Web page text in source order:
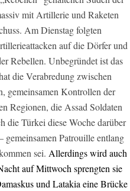
mit Artillerie und Raketen
Am Dienstag folgten
auf die Dörfer und
Rebellen. Unbegründet ist das
die Verabredung zwischen
gemeinsamen Kontrollen der
Regionen, die Assad Soldaten
die Türkei diese Woche darüber
Patrouille entlang
sei. Allerdings wird auch
auf Mittwoch sprengten sie
und Latakia eine Brücke